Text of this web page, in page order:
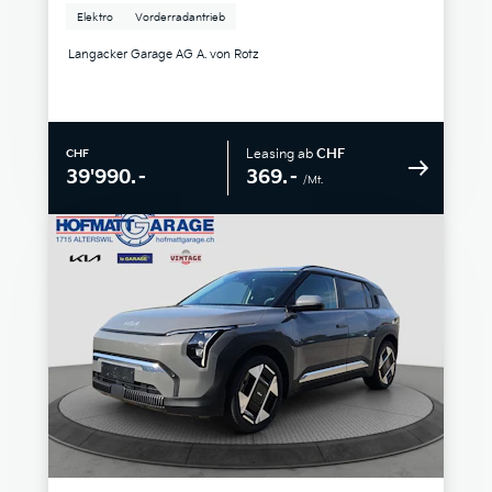
Elektro Vorderradantrieb
Langacker Garage AG A. von Rotz
CHF
39'990.–
Leasing ab CHF
369.– /Mt.